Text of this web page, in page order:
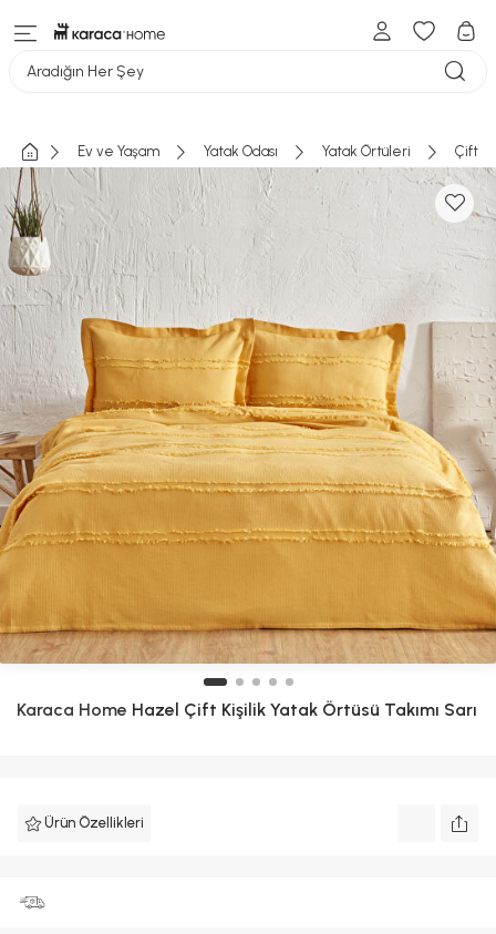
Aradığın Her Şey
Ev ve Yaşam Yatak Odası Yatak Örtüleri Çift
Karaca Home Hazel Çift Kişilik Yatak Örtüsü Takımı Sarı
Ürün Özellikleri